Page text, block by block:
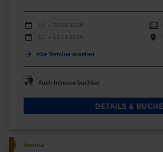
Durchführungen
Veranstaltungsdatum
19. – 20.08.2026
12. – 13.11.2026
Alle Termine ansehen
Auch Inhouse buchbar
DETAILS &
Seminar